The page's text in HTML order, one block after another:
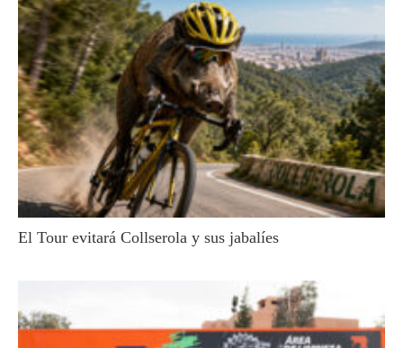
El Tour evitará Collserola y sus jabalíes